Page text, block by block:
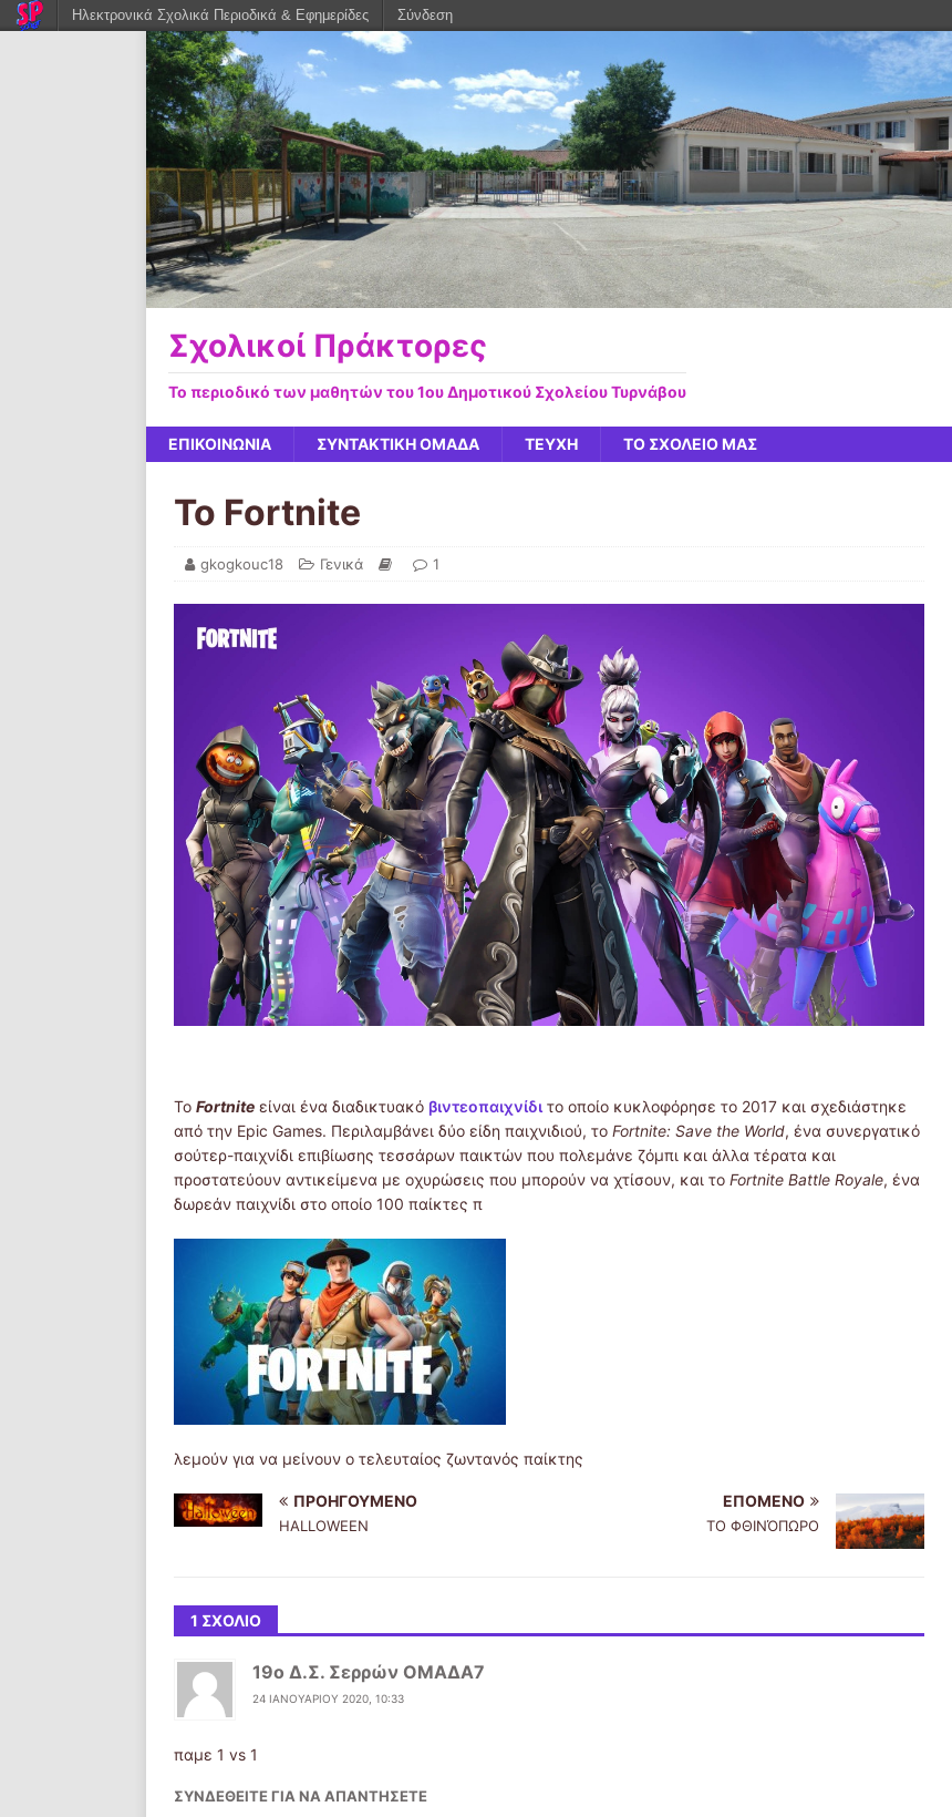
Σχολικοί Πράκτορες
Το περιοδικό των μαθητών του 1ου Δημοτικού Σχολείου Τυρνάβου
ΕΠΙΚΟΙΝΩΝΙΑ ΣΥΝΤΑΚΤΙΚΗ ΟΜΑΔΑ ΤΕΥΧΗ ΤΟ ΣΧΟΛΕΙΟ ΜΑΣ
Το Fortnite
gkogkouc18 Γενικά 1
Το Fortnite είναι ένα διαδικτυακό βιντεοπαιχνίδι το οποίο κυκλοφόρησε το 2017 και σχεδιάστηκε
από την Epic Games. Περιλαμβάνει δύο είδη παιχνιδιού, το Fortnite: Save the World, ένα συνεργατικό
σούτερ-παιχνίδι επιβίωσης τεσσάρων παικτών που πολεμάνε ζόμπι και άλλα τέρατα και
προστατεύουν αντικείμενα με οχυρώσεις που μπορούν να χτίσουν, και το Fortnite Battle Royale, ένα
δωρεάν παιχνίδι στο οποίο 100 παίκτες π
λεμούν για να μείνουν ο τελευταίος ζωντανός παίκτης
ΠΡΟΗΓΟΎΜΕΝΟ
HALLOWEEN
ΕΠΌΜΕΝΟ
ΤΟ ΦΘΙΝΌΠΩΡΟ
1 ΣΧΌΛΙΟ
19ο Δ.Σ. Σερρών ΟΜΑΔΑ7
24 ΙΑΝΟΥΑΡΊΟΥ 2020, 10:33
παμε 1 vs 1
ΣΥΝΔΕΘΕΊΤΕ ΓΙΑ ΝΑ ΑΠΑΝΤΉΣΕΤΕ
Ηλεκτρονικά Σχολικά Περιοδικά & Εφημερίδες Σύνδεση